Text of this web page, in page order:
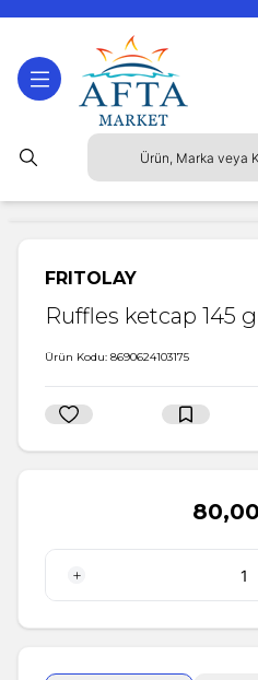
FRITOLAY
Ruffles ketcap 145
Ürün Kodu: 8690624103175
80,00